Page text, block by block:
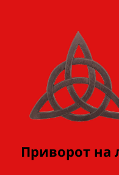
Приворот на